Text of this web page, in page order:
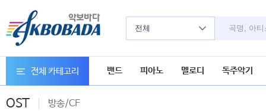
전체
전체 카테고리 밴드 피아노 멜로디 독주악기
OST 방송/CF